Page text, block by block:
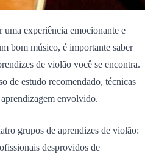
experiência emocionante e
bom músico, é importante saber
de violão você se encontra.
de estudo recomendado, técnicas
envolvido.
grupos de aprendizes de violão:
desprovidos de